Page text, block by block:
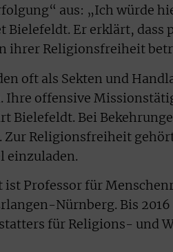
aus: „Ich würde
Bielefeldt. Er erklärt,
ihrer Religionsfreiheit
oft als Sekten und
Ihre offensive
Bielefeldt. Bei
Zur Religionsfreiheit
einzuladen.
ist Professor für
Nürnberg. Bis 2016
für Religions- und